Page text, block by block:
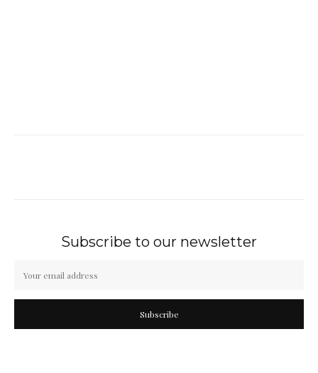
Subscribe to our newsletter
Subscribe